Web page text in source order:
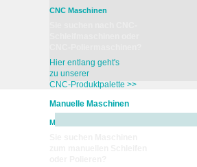
CNC Maschinen
Hier entlang geht's
zu unserer
CNC-Produktpalette >>
Manuelle Maschinen
Manuelle Maschinen